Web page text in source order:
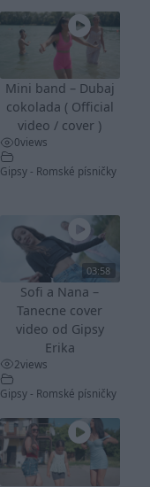
Mini band – Dubaj
cokolada ( Official
video / cover )
0views
Gipsy - Romské písničky
03:58
Sofi a Nana –
Tanecne cover
video od Gipsy
Erika
2views
Gipsy - Romské písničky